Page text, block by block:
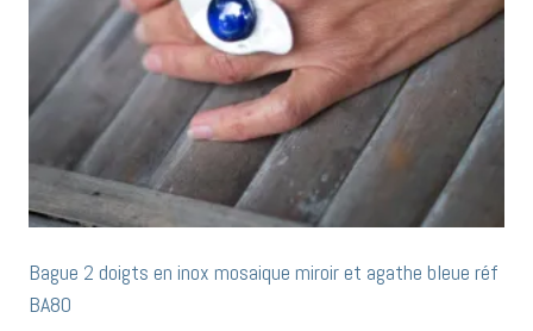
Bague 2 doigts en inox mosaique miroir et agathe bleue réf
BA80